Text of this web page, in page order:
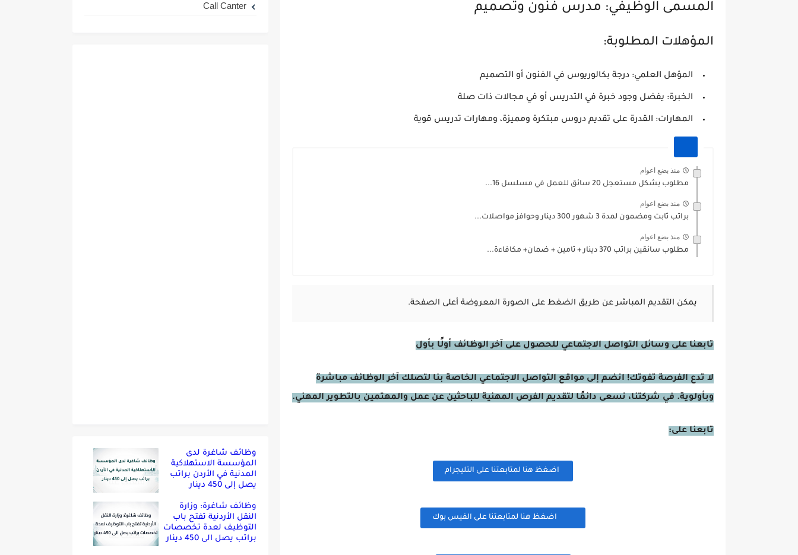
المسمى الوظيفي: مدرس فنون وتصميم
المؤهلات المطلوبة:
المؤهل العلمي: درجة بكالوريوس في الفنون أو التصميم
الخبرة: يفضل وجود خبرة في التدريس أو في مجالات ذات صلة
المهارات: القدرة على تقديم دروس مبتكرة ومميزة، ومهارات تدريس قوية
منذ بضع اعوام
مطلوب بشكل مستعجل 20 سائق للعمل في مسلسل 16...
منذ بضع اعوام
براتب ثابت ومضمون لمدة 3 شهور 300 دينار وحوافز مواصلات...
منذ بضع اعوام
مطلوب سائقين براتب 370 دينار + تامين + ضمان+ مكافاءة...
يمكن التقديم المباشر عن طريق الضغط على الصورة المعروضة أعلى الصفحة.
تابعنا على وسائل التواصل الاجتماعي للحصول على آخر الوظائف أولًا بأول
لا تدع الفرصة تفوتك! انضم إلى مواقع التواصل الاجتماعي الخاصة بنا لتصلك آخر الوظائف مباشرة
وبأولوية. في شركتنا، نسعى دائمًا لتقديم الفرص المهنية للباحثين عن عمل والمهتمين بالتطوير المهني.
تابعنا على:
اضغظ هنا لمتابعتنا على التليجرام
اضغظ هنا لمتابعتنا على الفيس بوك
Call Canter
وظائف شاغرة لدى
المؤسسة الاستهلاكية
المدنية في الأردن براتب
يصل إلى 450 دينار
وظائف شاغرة: وزارة
النقل الأردنية تفتح باب
التوظيف لعدة تخصصات
براتب يصل الى 450 دينار